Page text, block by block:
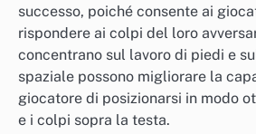
successo, poiché consente ai
rispondere ai colpi del loro
concentrano sul lavoro di piedi e
spaziale possono migliorare la
giocatore di posizionarsi in modo
e i colpi sopra la testa.